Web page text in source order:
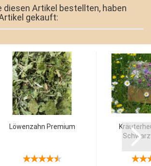
diesen Artikel bestellten, haben
gekauft:
Löwenzahn Premium